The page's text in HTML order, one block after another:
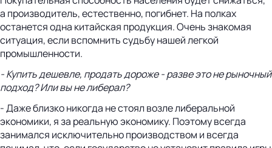
а производитель, естественно, погибнет. На полках
останется одна китайская продукция. Очень знакомая
ситуация, если вспомнить судьбу нашей легкой
промышленности.
- Купить дешевле, продать дороже - разве это не рыночный
подход? Или вы не либерал?
- Даже близко никогда не стоял возле либеральной
экономики, я за реальную экономику. Поэтому всегда
занимался исключительно производством и всегда